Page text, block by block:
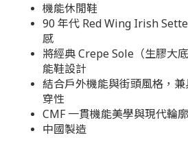
機能休閒鞋
90 年代 Red Wing Irish
感
將經典 Crepe Sole（生膠大
能鞋設計
結合戶外機能與街頭風格，
穿性
CMF 一貫機能美學與現代輪
中國製造